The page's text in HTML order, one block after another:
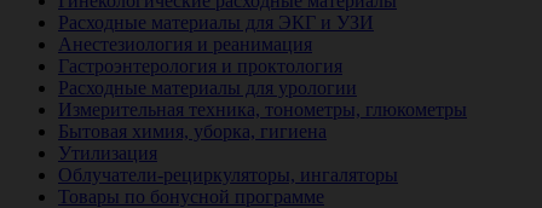
Расходные материалы для ЭКГ и УЗИ
Анестезиология и реанимация
Гастроэнтерология и проктология
Расходные материалы для урологии
Измерительная техника, тонометры, глюкометры
Бытовая химия, уборка, гигиена
Утилизация
Облучатели-рециркуляторы, ингаляторы
Товары по бонусной программе